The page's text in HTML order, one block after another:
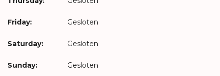
Friday: Gesloten
Saturday: Gesloten
Sunday: Gesloten